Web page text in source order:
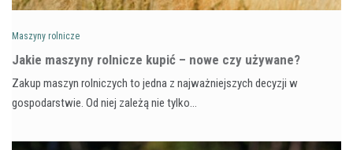
Maszyny rolnicze
Jakie maszyny rolnicze kupić – nowe czy używane?
Zakup maszyn rolniczych to jedna z najważniejszych decyzji w
gospodarstwie. Od niej zależą nie tylko…